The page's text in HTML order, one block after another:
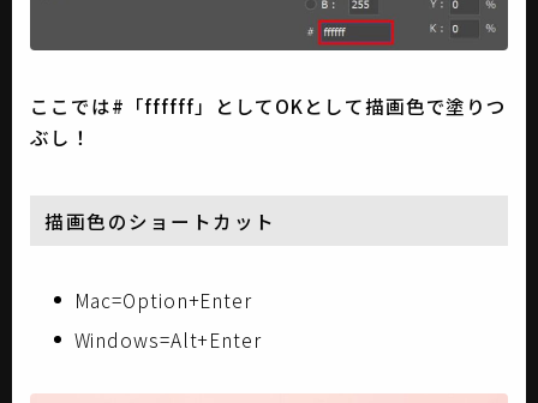
ここでは#「ffffff」としてOKとして描画色で塗りつ
ぶし！
描画色のショートカット
Mac=Option+Enter
Windows=Alt+Enter